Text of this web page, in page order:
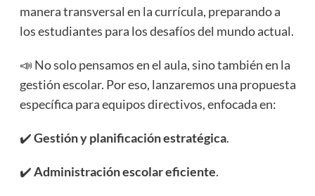
manera transversal en la currícula, preparando a
los estudiantes para los desafíos del mundo actual.
📣 No solo pensamos en el aula, sino también en la
gestión escolar. Por eso, lanzaremos una propuesta
específica para equipos directivos, enfocada en:
✔️Gestión y planificación estratégica.
✔️Administración escolar eficiente.